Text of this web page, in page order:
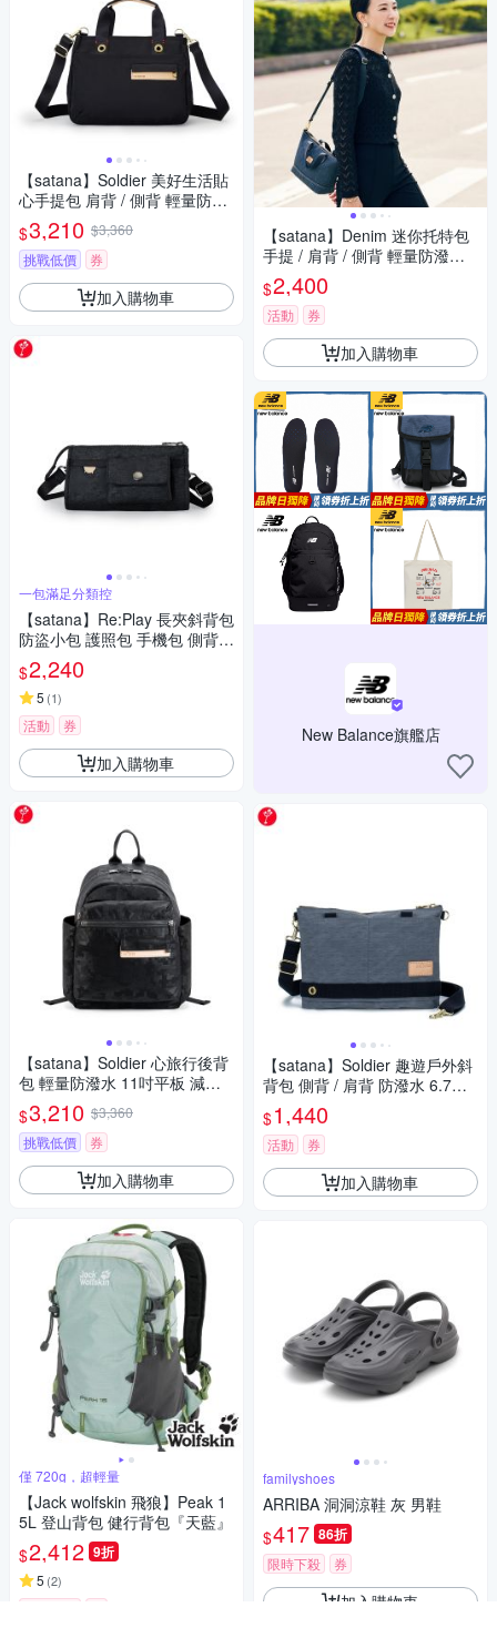
【satana】Soldier 美好生活貼
心手提包 肩背 / 側背 輕量防潑
水 11吋平板 台灣製 SOS2515
- 亮黑
$3,210 $3,360
挑戰低價
券
加入購物車
一包滿足分類控
【satana】Re:Play 長夾斜背包
防盜小包 護照包 手機包 側背包
6.7吋手機 台灣製 REP2555 -
渲染黑
$2,240
5 (1)
活動 券
加入購物車
【satana】Soldier 心旅行後背
包 輕量防潑水 11吋平板 減壓
止滑背帶 台灣製 SOS2590 - 城
市光影
$3,210 $3,360
挑戰低價
券
加入購物車
僅 720g，超輕量
【Jack wolfskin 飛狼】Peak 1
5L 登山背包 健行背包『天藍』
$2,412 9折
5 (2)
【satana】Denim 迷你托特包
手提 / 肩背 / 側背 輕量防潑水
A5適用 台灣製 SDNN0250 - 深
丹寧藍
$2,400
活動 券
加入購物車
New Balance旗艦店
【satana】Soldier 趣遊戶外斜
背包 側背 / 肩背 防潑水 6.7吋
手機 台灣製 SOS2925 - 靜謐灰
$1,440
活動 券
加入購物車
familyshoes
ARRIBA 洞洞涼鞋 灰 男鞋
$417 86折
限時下殺 券
加入購物車